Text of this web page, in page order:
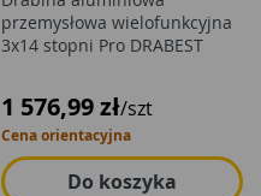
przemysłowa wielofunkcyjna
3x14 stopni Pro DRABEST
1 576,99 zł/szt
Cena orientacyjna
Do koszyka